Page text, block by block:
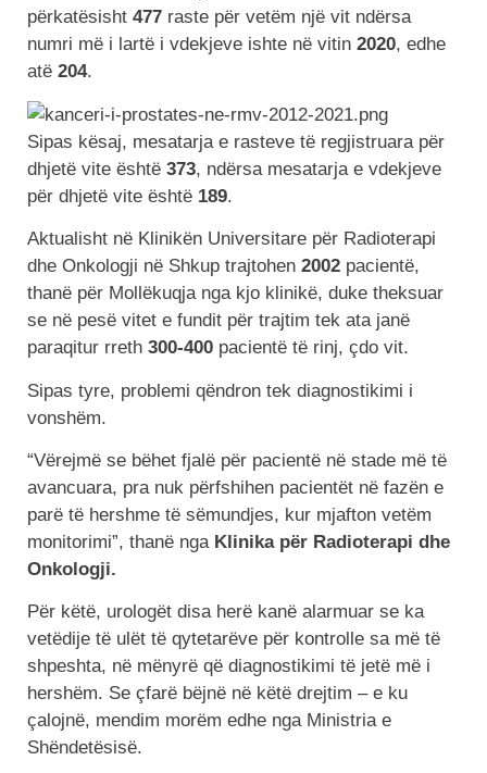
përkatësisht 477 raste për vetëm një vit ndërsa
numri më i lartë i vdekjeve ishte në vitin 2020, edhe
atë 204.
Sipas kësaj, mesatarja e rasteve të regjistruara për
dhjetë vite është 373, ndërsa mesatarja e vdekjeve
për dhjetë vite është 189.
Aktualisht në Klinikën Universitare për Radioterapi
dhe Onkologji në Shkup trajtohen 2002 pacientë,
thanë për Mollëkuqja nga kjo klinikë, duke theksuar
se në pesë vitet e fundit për trajtim tek ata janë
paraqitur rreth 300-400 pacientë të rinj, çdo vit.
Sipas tyre, problemi qëndron tek diagnostikimi i
vonshëm.
“Vërejmë se bëhet fjalë për pacientë në stade më të
avancuara, pra nuk përfshihen pacientët në fazën e
parë të hershme të sëmundjes, kur mjafton vetëm
monitorimi”, thanë nga Klinika për Radioterapi dhe
Onkologji.
Për këtë, urologët disa herë kanë alarmuar se ka
vetëdije të ulët të qytetarëve për kontrolle sa më të
shpeshta, në mënyrë që diagnostikimi të jetë më i
hershëm. Se çfarë bëjnë në këtë drejtim – e ku
çalojnë, mendim morëm edhe nga Ministria e
Shëndetësisë.